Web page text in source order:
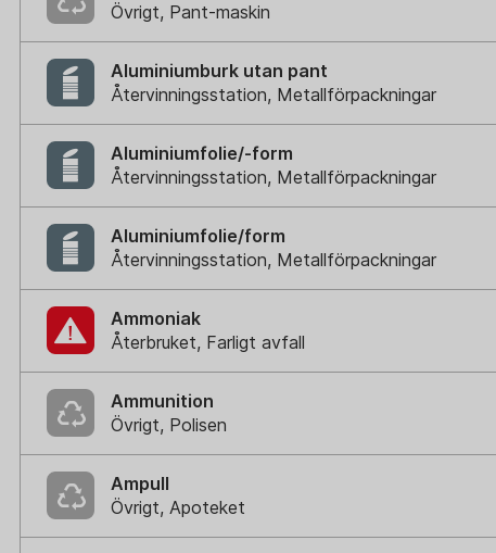
Övrigt, Pant-maskin
Aluminiumburk utan pant
Återvinningsstation, Metallförpackningar
Aluminiumfolie/-form
Återvinningsstation, Metallförpackningar
Aluminiumfolie/form
Återvinningsstation, Metallförpackningar
Ammoniak
Återbruket, Farligt avfall
Ammunition
Övrigt, Polisen
Ampull
Övrigt, Apoteket